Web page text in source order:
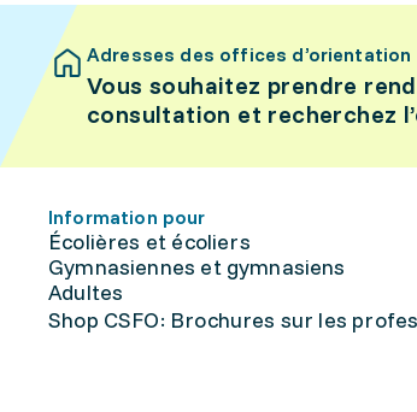
Adresses des offices d’orientation
Vous souhaitez prendre
consultation et recherchez
Information pour
Écolières et écoliers
Gymnasiennes et gymnasiens
Adultes
Shop CSFO: Brochures sur les